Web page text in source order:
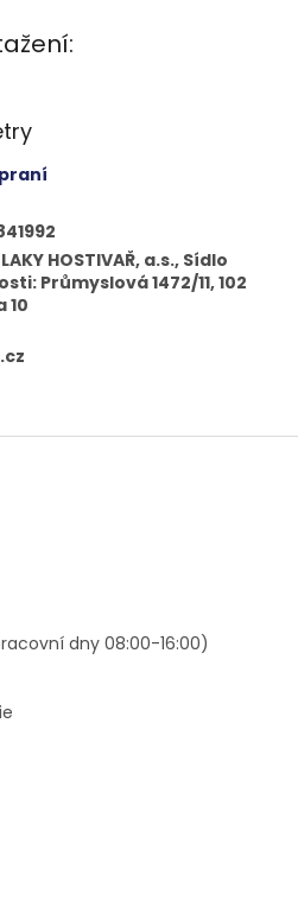
HOSTIVAŘ, a.s., Sídlo
Průmyslová 1472/11, 102
10
dny 08:00-16:00)